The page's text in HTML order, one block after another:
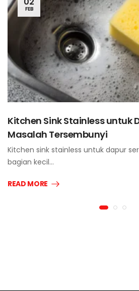
FEB
Kitchen Sink Stainless untuk
Masalah Tersembunyi
Kitchen sink stainless untuk dapur
bagian kecil…
READ MORE